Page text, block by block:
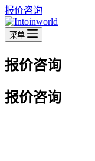
报价咨询
菜单
报价咨询
报价咨询